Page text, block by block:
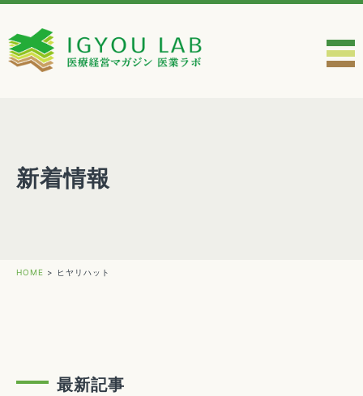
新着情報
HOME > ヒヤリハット
最新記事